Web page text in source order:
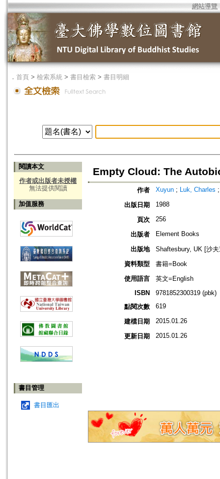
網站導覽
． 首頁 > 檢索系統 > 書目檢索 > 書目明細
閱讀本文
作者或出版者未授權
無法提供閱讀
加值服務
書目管理
書目匯出
Empty Cloud: The
作者 Xuyun ; Luk, Charles
出版日期 1988
頁次 256
出版者 Element Books
出版地
Shaftesbury, UK [沙
資料類型
書籍=Book
使用語言
英文=English
ISBN
9781852300319 (pbk)
點閱次數
619
建檔日期 2015.01.26
更新日期 2015.01.26